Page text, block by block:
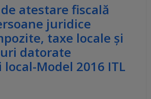
atestare fiscală
juridice
taxe locale şi
datorate
Model 2016 ITL